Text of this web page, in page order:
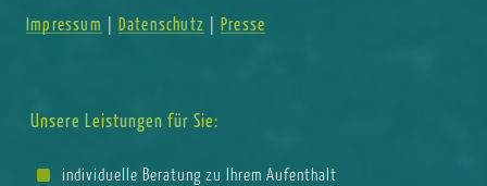
Impressum Datenschutz |Presse
Unsere Leistungen für Sie:
individuelle Beratung zu Ihrem Aufenthalt